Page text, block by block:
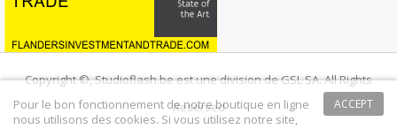
Copyright ©, Studioflash.be est une division de GSL SA. All Rights
Reserved
ACCEPT
Pour le bon fonctionnement de notre boutique en ligne
nous utilisons des cookies. Si vous utilisez notre site,